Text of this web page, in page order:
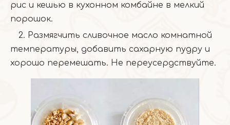
рис и кешью в кухонном комбайне в мелкий
порошок.
2. Размягчить сливочное масло комнатной
температуры, добавить сахарную пудру и
хорошо перемешать. Не переусердствуйте.